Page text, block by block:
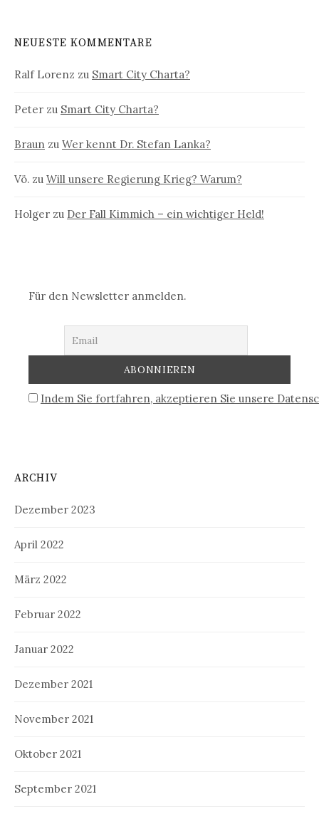
NEUESTE KOMMENTARE
Ralf Lorenz zu Smart City Charta?
Peter zu Smart City Charta?
Braun zu Wer kennt Dr. Stefan Lanka?
Vö. zu Will unsere Regierung Krieg? Warum?
Holger zu Der Fall Kimmich – ein wichtiger Held!
Für den Newsletter anmelden.
Indem Sie fortfahren, akzeptieren Sie unsere
ARCHIV
Dezember 2023
April 2022
März 2022
Februar 2022
Januar 2022
Dezember 2021
November 2021
Oktober 2021
September 2021